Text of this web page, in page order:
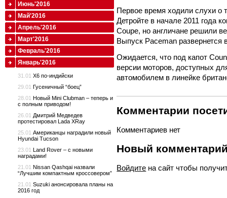
Первое время ходили слухи о
Детройте в начале 2011 года
Coupe, но англичане решили
Выпуск Paceman развернется
Ожидается, что под капот
версии моторов, доступных
автомобилем в линейке
Комментарии
Комментариев нет
Новый
Войдите на сайт чтобы
Июнь'2016
Май'2016
Апрель'2016
Март'2016
Февраль'2016
Январь'2016
31.01 X6 по-индийски
29.01 Гусеничный “боец”
28.01 Новый Mini Clubman – теперь и
с полным приводом!
26.01 Дмитрий Медведев
протестировал Lada XRay
25.01 Американцы наградили новый
Hyundai Tucson
23.01 Land Rover – с новыми
наградами!
21.01 Nissan Qashqai назвали
“Лучшим компактным кроссовером”
21.01 Suzuki анонсировала планы на
2016 год